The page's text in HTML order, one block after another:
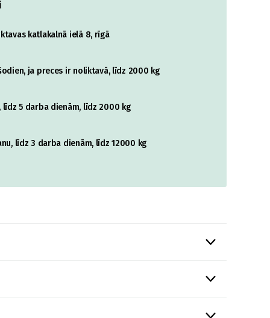
katlakalnā ielā 8, rīgā
ja preces ir noliktavā, līdz 2000 kg
5 darba dienām, līdz 2000 kg
līdz 3 darba dienām, līdz 12000 kg